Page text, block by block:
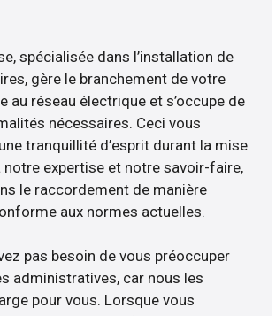
spécialisée dans l’installation de
gère le branchement de votre
au réseau électrique et s’occupe de
nécessaires. Ceci vous
tranquillité d’esprit durant la mise
notre expertise et notre savoir-faire,
le raccordement de manière
aux normes actuelles.
pas besoin de vous préoccuper
administratives, car nous les
pour vous. Lorsque vous